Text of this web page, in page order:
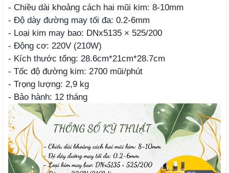
- Chiều dài khoảng cách hai mũi kim: 8-10mm
- Độ dày đường may tối đa: 0.2-6mm
- Loại kim may bao: DNx5135 × 525/200
- Động cơ: 220V (210W)
- Kích thước tổng: 28.6cm*21cm*28.7cm
- Tốc độ đường kim: 2700 mũi/phút
- Trọng lượng: 2,9 kg
- Bảo hành: 12 tháng